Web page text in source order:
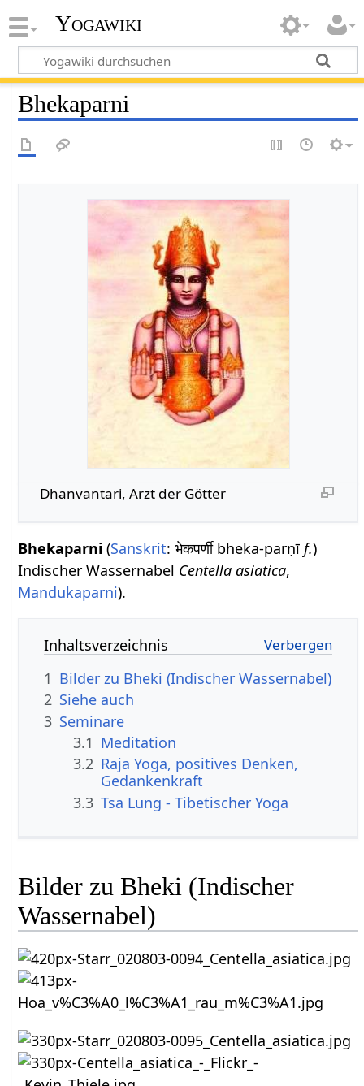
Yogawiki
Bhekaparni
Dhanvantari, Arzt der Götter
Bhekaparni (Sanskrit: भेकपर्णी bheka-parṇīf.)
Indischer Wassernabel Centella asiatica,
Mandukaparni).
Inhaltsverzeichnis
1 Bilder zu Bheki (Indischer Wassernabel)
2 Siehe auch
3 Seminare
3.1 Meditation
3.2 Raja Yoga, positives Denken,
Gedankenkraft
3.3 Tsa Lung - Tibetischer Yoga
Bilder zu Bheki (Indischer
Wassernabel)